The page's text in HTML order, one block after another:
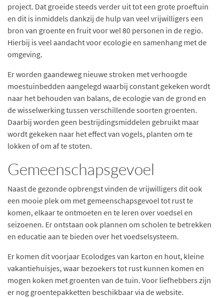
project. Dat groeide steeds verder uit tot een grote proeftuin
en dit is inmiddels dankzij de hulp van veel vrijwilligers een
bron van groente en fruit voor wel 80 personen in de regio.
Hierbij is veel aandacht voor ecologie en samenhang met de
omgeving.
Er worden gaandeweg nieuwe stroken met verhoogde
moestuinbedden aangelegd waarbij constant gekeken wordt
naar het behouden van balans, de ecologie van de grond en
de wisselwerking tussen verschillende soorten groenten.
Daarbij worden geen bestrijdingsmiddelen gebruikt maar
wordt gekeken naar het effect van vogels, planten om te
lokken of om af te stoten.
Gemeenschapsgevoel
Naast de gezonde opbrengst vinden de vrijwilligers dit ook
een mooie plek om met gemeenschapsgevoel tot rust te
komen, elkaar te ontmoeten en te leren over voedsel en
seizoenen. Er ontstaan ook plannen om scholen te betrekken
en educatie aan te bieden over het voedselsysteem.
Er komen dit voorjaar Ecolodges van karton en hout, kleine
vakantiehuisjes, waar bezoekers tot rust kunnen komen en
mogen koken met groenten van de tuin. Voor liefhebbers zijn
er nog groentepakketten beschikbaar via de website.